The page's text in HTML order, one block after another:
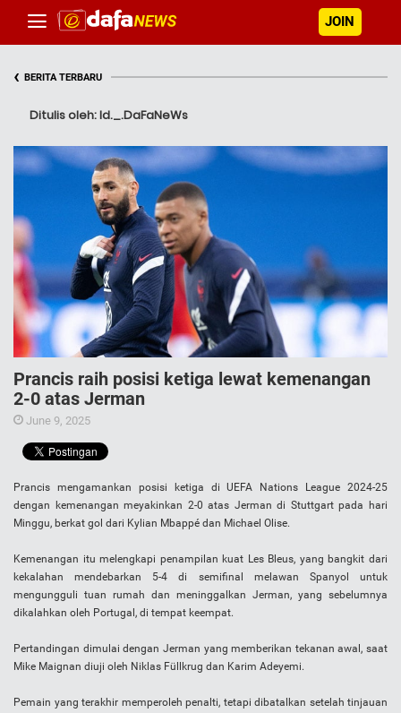
JOIN
‹ BERITA TERBARU
Ditulis oleh: Id._.DaFaNeWs
Prancis raih posisi ketiga lewat kemenangan
2-0 atas Jerman
June 9, 2025
Prancis mengamankan posisi ketiga di UEFA Nations League 2024-25
dengan kemenangan meyakinkan 2-0 atas Jerman di Stuttgart pada hari
Minggu, berkat gol dari Kylian Mbappé dan Michael Olise.
Kemenangan itu melengkapi penampilan kuat Les Bleus, yang bangkit dari
kekalahan mendebarkan 5-4 di semifinal melawan Spanyol untuk
mengungguli tuan rumah dan meninggalkan Jerman, yang sebelumnya
dikalahkan oleh Portugal, di tempat keempat.
Pertandingan dimulai dengan Jerman yang memberikan tekanan awal, saat
Mike Maignan diuji oleh Niklas Füllkrug dan Karim Adeyemi.
Pemain yang terakhir memperoleh penalti, tetapi dibatalkan setelah tinjauan